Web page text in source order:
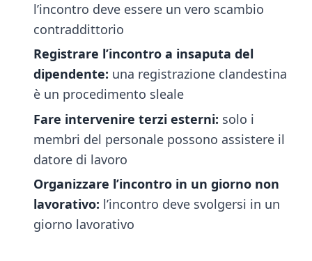
l’incontro deve essere un vero scambio
contraddittorio
Registrare l’incontro a insaputa del
dipendente: una registrazione clandestina
è un procedimento sleale
Fare intervenire terzi esterni: solo i
membri del personale possono assistere il
datore di lavoro
Organizzare l’incontro in un giorno non
lavorativo: l’incontro deve svolgersi in un
giorno lavorativo